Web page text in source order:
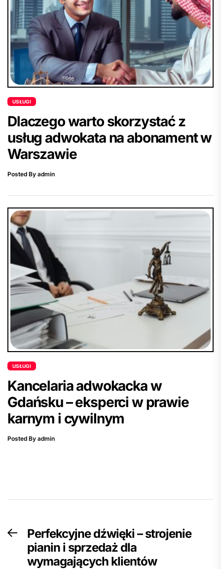
USŁUGI
Dlaczego warto skorzystać z
usług adwokata na abonament w
Warszawie
Posted By admin
USŁUGI
Kancelaria adwokacka w
Gdańsku – eksperci w prawie
karnym i cywilnym
Posted By admin
Nawigacja
wpisu
Previous
post:
Perfekcyjne dźwięki – strojenie
pianin i sprzedaż dla
wymagających klientów